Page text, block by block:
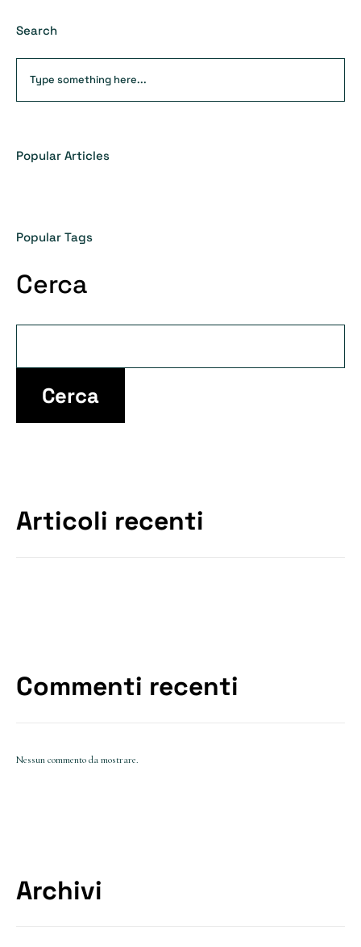
Search
Popular Articles
Popular Tags
Cerca
Cerca
Articoli recenti
Commenti recenti
Nessun commento da mostrare.
Archivi